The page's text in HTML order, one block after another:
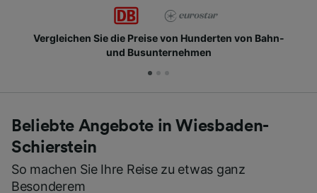
Sie die Preise von Hunderten von Bahn-
und Busunternehmen
Beliebte Angebote in Wiesbaden-
Schierstein
So machen Sie Ihre Reise zu etwas ganz
Besonderem